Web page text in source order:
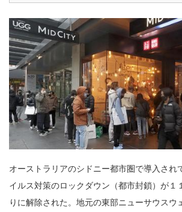
オーストラリアのシドニー都市圏で導入され
イルス対策のロックダウン（都市封鎖）が１
りに解除された。地元の東部ニューサウスウ